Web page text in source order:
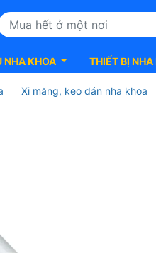
NHA KHOA THIẾT BỊ NHA
Xi măng, keo dán nha khoa